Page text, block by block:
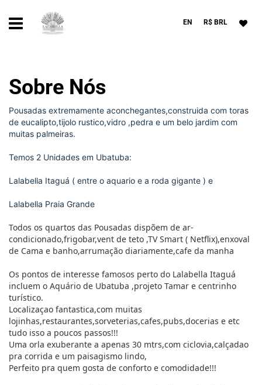
EN R$ BRL
Sobre Nós
Pousadas extremamente aconchegantes,construida com toras
de eucalipto,tijolo rustico,vidro ,pedra e um belo jardim com
muitas palmeiras.
Temos 2 Unidades em Ubatuba:
Lalabella Itaguá ( entre o aquario e a roda gigante ) e
Lalabella Praia Grande
Todos os quartos das Pousadas dispõem de ar-
condicionado,frigobar,vent de teto ,TV Smart ( Netflix),enxoval
de Cama e banho,arrumação diariamente,cafe da manha
Os pontos de interesse famosos perto do Lalabella Itaguá
incluem o Aquário de Ubatuba ,projeto Tamar e centrinho
turístico.
Localizaçao fantastica,com muitas
lojinhas,restaurantes,sorveterias,cafes,pubs,docerias e etc
tudo isso a poucos passos!!!
Uma orla exuberante a apenas 30 mtrs,com ciclovia,calçadao
pra corrida e um paisagismo lindo,
Perfeito pra quem gosta de conforto e comodidade!!!